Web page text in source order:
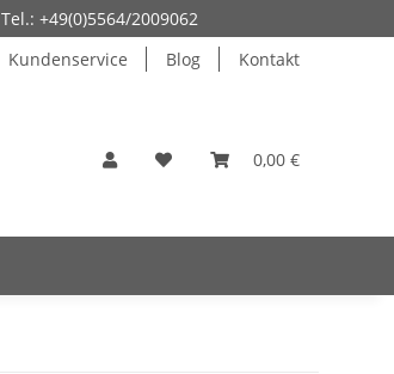
Tel.: +49(0)5564/2009062
Kundenservice
Blog Kontakt
0,00 €